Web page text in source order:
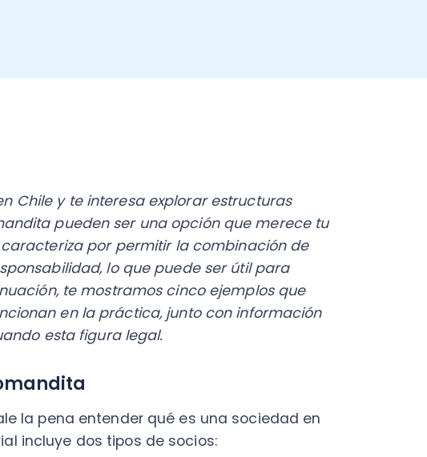
y te interesa explorar estructuras
lo que puede ser útil para
te mostramos cinco ejemplos que
en la práctica, junto con información
esta figura legal.
pena entender qué es una sociedad en
la administración y representan